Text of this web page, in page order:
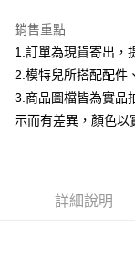
聯邦商業銀行
元大商業銀行
台新國際商業銀行
台灣樂天信用卡公司
悠遊付
Google Pay
全盈+PAY
【大哥付你分期使用說
1.本服務由台灣大哥
AFTEE先享後付
銷售重點
1.訂單為現貨寄出，
2.模特兒所搭配配件
3.商品圖檔皆為實品
示而有差異，顏色以
詳細說明